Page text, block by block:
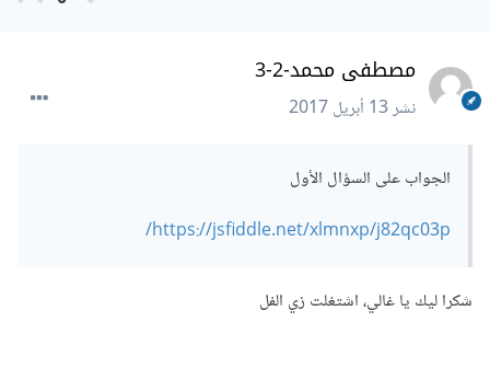
مصطفى محمد-2-3
نشر13 أبريل 2017
الجواب على السؤال الأول
https://jsfiddle.net/xlmnxp/j82qc03p/
شكرا ليك يا غالي، اشتغلت زي الفل